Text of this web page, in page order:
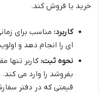
خرید یا فروش کند.
کاربرد: مناسب برای
ای را انجام دهد و
نحوه ثبت: کاربر تنها
بفروشد را وارد می
قیمتی که در دفتر